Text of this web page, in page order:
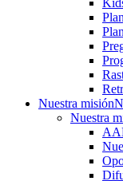
Nuestra misión
Nuestra